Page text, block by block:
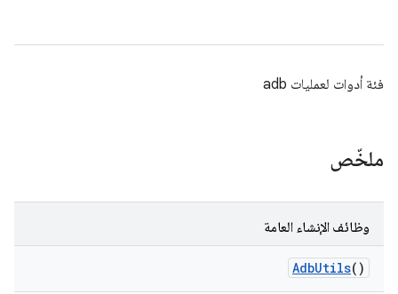
فئة أدوات لعمليات adb
ملخّص
وظائف الإنشاء العامة
AdbUtils()